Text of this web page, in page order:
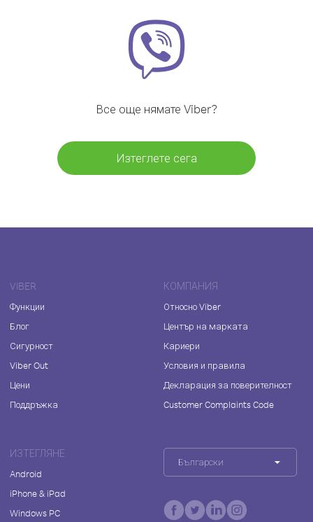
Все още нямате Viber?
Изтеглете сега
VIBER
Функции
Блог
Сигурност
Viber Out
Цени
Поддръжка
КОМПАНИЯ
Относно Viber
Център на марката
Кариери
Условия и правила
Декларация за поверителност
Customer Complaints Code
ИЗТЕГЛЯНЕ
Android
iPhone & iPad
Windows PC
Български